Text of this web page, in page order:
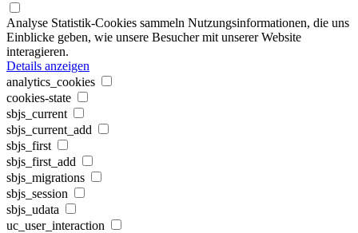
Analyse Statistik-Cookies sammeln Nutzungsinformationen, die uns
Einblicke geben, wie unsere Besucher mit unserer Website
interagieren.
Details anzeigen
analytics_cookies
cookies-state
sbjs_current
sbjs_current_add
sbjs_first
sbjs_first_add
sbjs_migrations
sbjs_session
sbjs_udata
uc_user_interaction